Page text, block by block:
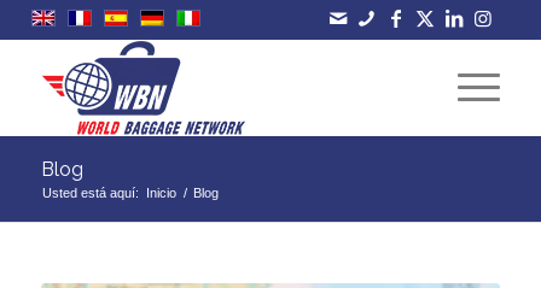
Blog
Usted está aquí: Inicio / Blog